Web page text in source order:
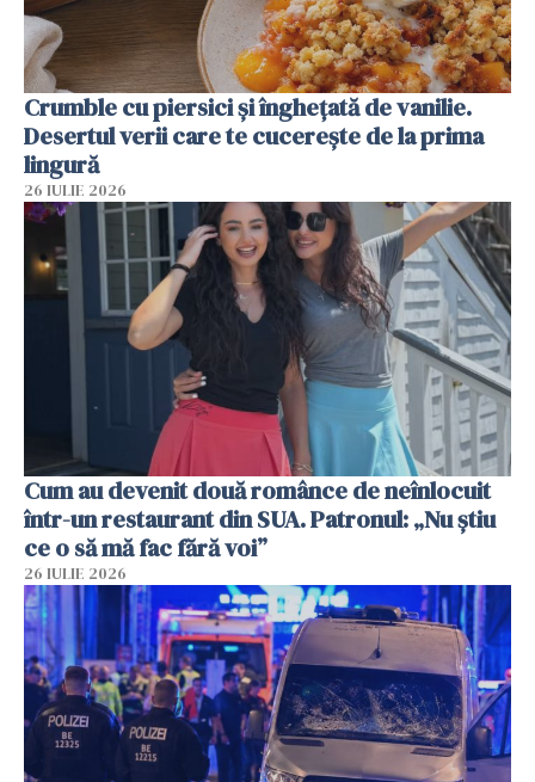
Crumble cu piersici și înghețată de vanilie.
Desertul verii care te cucerește de la prima
lingură
26 IULIE 2026
Cum au devenit două românce de neînlocuit
într-un restaurant din SUA. Patronul: „Nu știu
ce o să mă fac fără voi”
26 IULIE 2026